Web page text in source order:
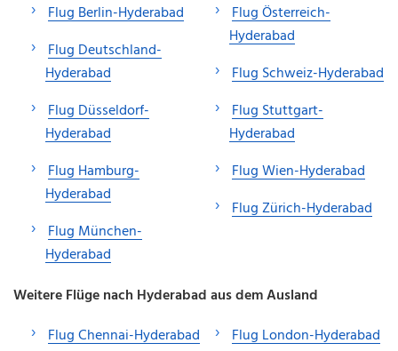
Flug Berlin-Hyderabad
Flug Deutschland-
Hyderabad
Flug Düsseldorf-
Hyderabad
Flug Hamburg-
Hyderabad
Flug München-
Hyderabad
Flug Österreich-
Hyderabad
Flug Schweiz-Hyderabad
Flug Stuttgart-
Hyderabad
Flug Wien-Hyderabad
Flug Zürich-Hyderabad
Weitere Flüge nach Hyderabad aus dem Ausland
Flug Chennai-Hyderabad
Flug London-Hyderabad